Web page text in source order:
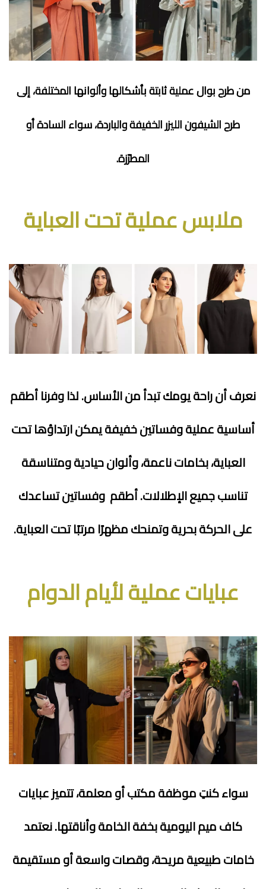
من طرح بوال عملية ثابتة بأشكالها وألوانها المختلفة، إلى
طرح الشيفون الليزر الخفيفة والباردة، سواء السادة أو
المطرّزة.
ملابس عملية تحت العباية
نعرف أن راحة يومك تبدأ من الأساس. لذا وفرنا أطقم
أساسية عملية وفساتين خفيفة يمكن ارتداؤها تحت
العباية، بخامات ناعمة، وألوان حيادية ومتناسقة
تناسب جميع الإطلالات. أطقم وفساتين تساعدك
على الحركة بحرية وتمنحك مظهرًا مرتبًا تحت العباية.
عبايات عملية لأيام الدوام
سواء كنتِ موظفة مكتب أو معلمة، تتميز عبايات
كاف ميم اليومية بخفة الخامة وأناقتها. نعتمد
خامات طبيعية مريحة، وقصات واسعة أو مستقيمة